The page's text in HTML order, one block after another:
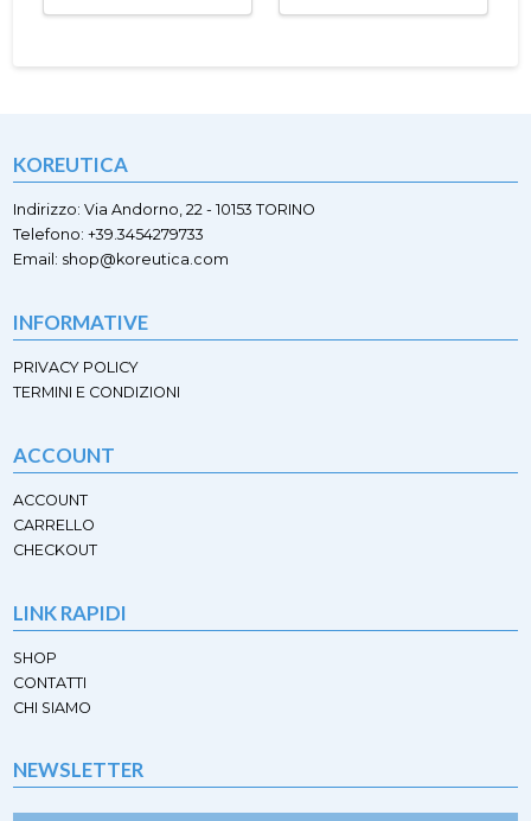
pagina
scelte
più
possono
essere
scelte
nella
pagina
più
essere
scelte
KOREUTICA
Indirizzo: Via Andorno, 22 - 10153 TORINO
Telefono: +39.3454279733
Email: shop@koreutica.com
INFORMATIVE
PRIVACY POLICY
TERMINI E CONDIZIONI
ACCOUNT
ACCOUNT
CARRELLO
CHECKOUT
LINK RAPIDI
SHOP
CONTATTI
CHI SIAMO
NEWSLETTER